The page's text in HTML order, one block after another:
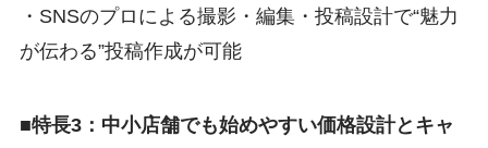
・SNSのプロによる撮影・編集・投稿設計で“魅力
が伝わる”投稿作成が可能
■特長3：中小店舗でも始めやすい価格設計とキャ